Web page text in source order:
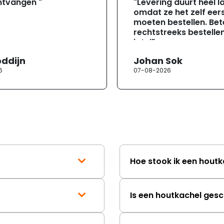
"
"Levering duurt heel
omdat ze het zelf
moeten bestellen.
rechtstreeks
jotul"
Johan Sok
07-08-2026
Hoe stook ik een
Is een houtkachel